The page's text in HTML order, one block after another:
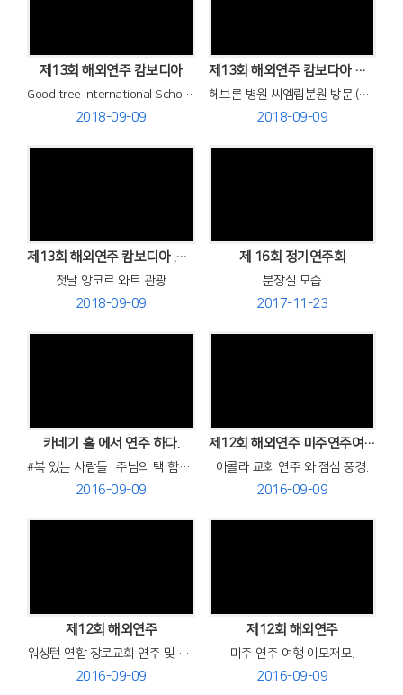
제13회 해외연주 캄보디아
Good tree International School 에서 찬양 연주
2018-09-09
제13회 해외연주 캄보다아 연주 여행.
헤브론 병원 씨엠립분원 방문.(이수엽 선교사 시무).참빛교회 연주.
2018-09-09
제13회 해외연주 캄보디아 .베트남 연주 여행
첫날 앙코르 와트 관광
2018-09-09
제 16회 정기연주회
분장실 모습
2017-11-23
카네기 홀 에서 연주 하다.
#복 있는 사람들 . 주님의 택 함이 었소.
2016-09-09
제12회 해외연주 미주연주여행중
아콜라 교회 연주 와 점심 풍경.
2016-09-09
제12회 해외연주
워싱턴 연합 장로교회 연주 및 카네기홀 연주전 프라미스 교회 총 리허설.
2016-09-09
제12회 해외연주
미주 연주 여행 이모저모.
2016-09-09